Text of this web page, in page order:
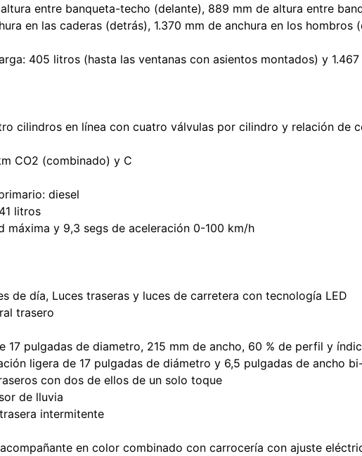
entre banqueta-techo (delante), 889 mm de altura entre
en las caderas (detrás), 1.370 mm de anchura en los hombros
405 litros (hasta las ventanas con asientos montados) y
cilindros en línea con cuatro válvulas por cilindro y relación de
CO2 (combinado) y C
diesel
litros
máxima y 9,3 segs de aceleración 0-100 km/h
de día, Luces traseras y luces de carretera con tecnología LED
trasero
17 pulgadas de diametro, 215 mm de ancho, 60 % de perfil y
ligera de 17 pulgadas de diámetro y 6,5 pulgadas de ancho
con dos de ellos de un solo toque
de lluvia
intermitente
en color combinado con carrocería con ajuste